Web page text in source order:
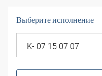
Выберите исполнение